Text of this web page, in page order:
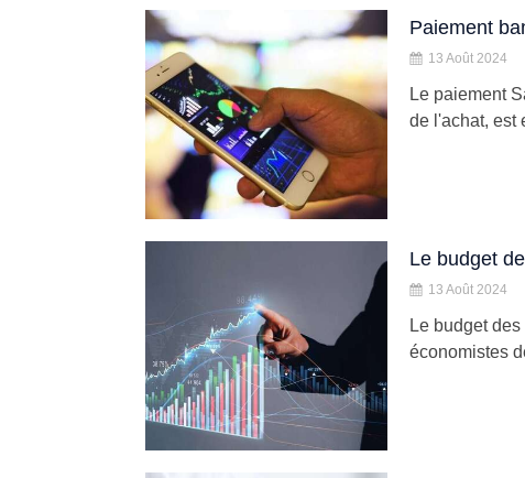
Paiement
13 Août 2024
Le paiement
de l'achat, est
Le budget
13 Août 2024
Le budget
économistes